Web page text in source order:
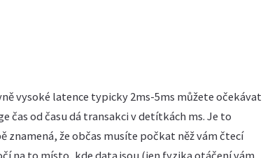
vysoké latence typicky 2ms-5ms můžete očekávat
čas od času dá transakci v detítkách ms. Je to
znamená, že občas musíte počkat něž vám čtecí
na to místo, kde data jsou (jen fyzika otáčení vám